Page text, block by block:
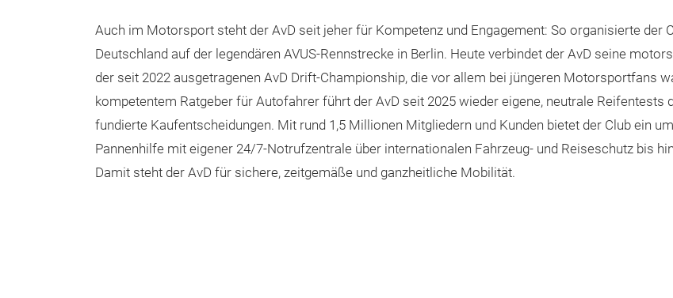
Auch im Motorsport steht der AvD seit jeher für Kompetenz und Engagement: So organisierte der
Deutschland auf der legendären AVUS-Rennstrecke in Berlin. Heute verbindet der AvD seine
der seit 2022 ausgetragenen AvD Drift-Championship, die vor allem bei jüngeren Motorsportfans
kompetentem Ratgeber für Autofahrer führt der AvD seit 2025 wieder eigene, neutrale
fundierte Kaufentscheidungen. Mit rund 1,5 Millionen Mitgliedern und Kunden bietet der Club ein
Pannenhilfe mit eigener 24/7-Notrufzentrale über internationalen Fahrzeug- und Reiseschutz bis
Damit steht der AvD für sichere, zeitgemäße und ganzheitliche Mobilität.